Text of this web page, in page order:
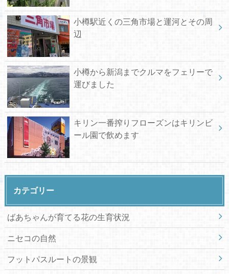
小樽駅近くの三角市場と運河とその周
辺
小樽から新潟までクルマをフェリーで
運びました
キリン一番搾りフローズンはキリンビ
ール園で飲めます
カテゴリー
ばあちゃんが育てる花の生育状況
ニセコの自然
フットパスルートの景観